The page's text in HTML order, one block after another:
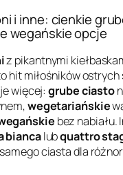
i inne: cienkie
wegańskie opcje
z pikantnymi
hit miłośników ostrych
więcej:grube ciasto
wegetariańskie
bez nabiału.
biancalubquattro
ciasta dla